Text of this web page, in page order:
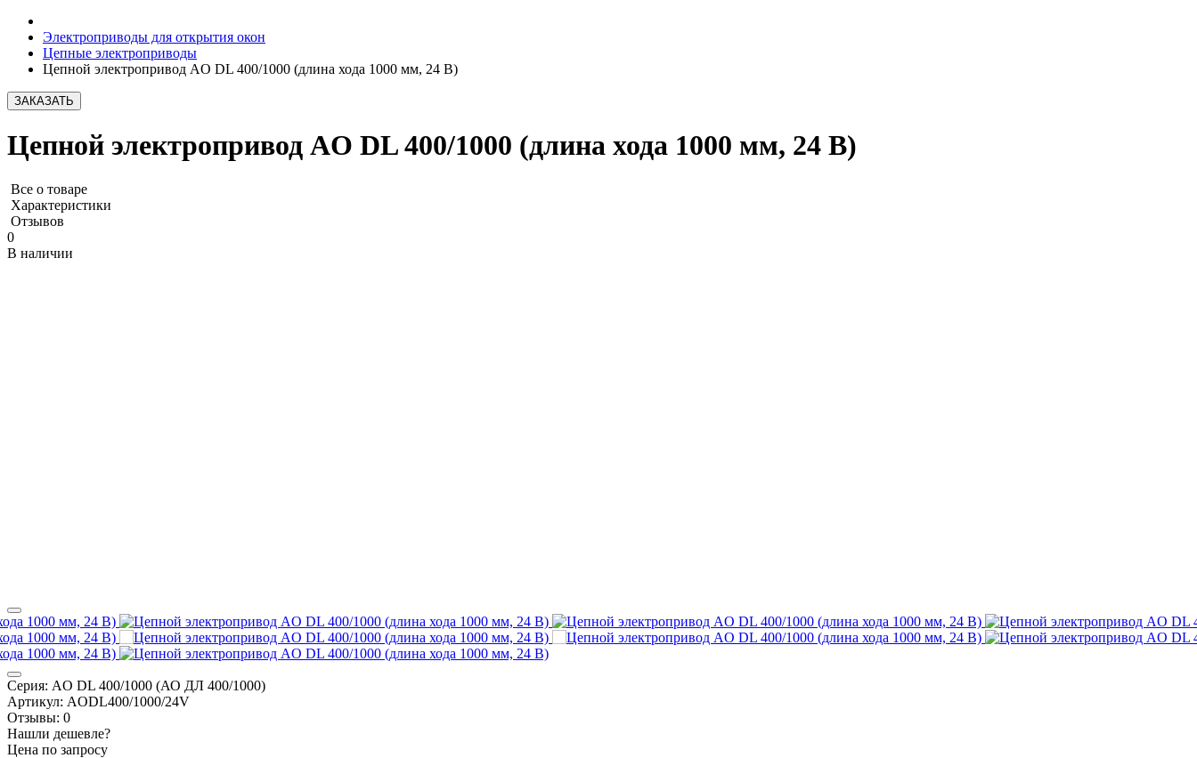
Электроприводы для открытия окон
Цепные электроприводы
Цепной электропривод AO DL 400/1000 (длина хода 1000 мм, 24 В)
ЗАКАЗАТЬ
Цепной электропривод AO DL 400/1000 (длина хода 1000 мм, 24 В)
Все о товаре
Характеристики
Отзывов
0
В наличии
Серия: AO DL 400/1000 (АО ДЛ 400/1000)
Артикул: AODL400/1000/24V
Отзывы: 0
Нашли дешевле?
Цена по запросу